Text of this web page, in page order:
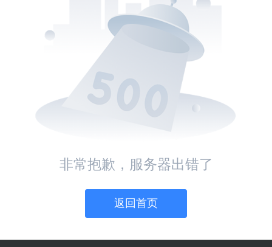
非常抱歉，服务器出错了
返回首页